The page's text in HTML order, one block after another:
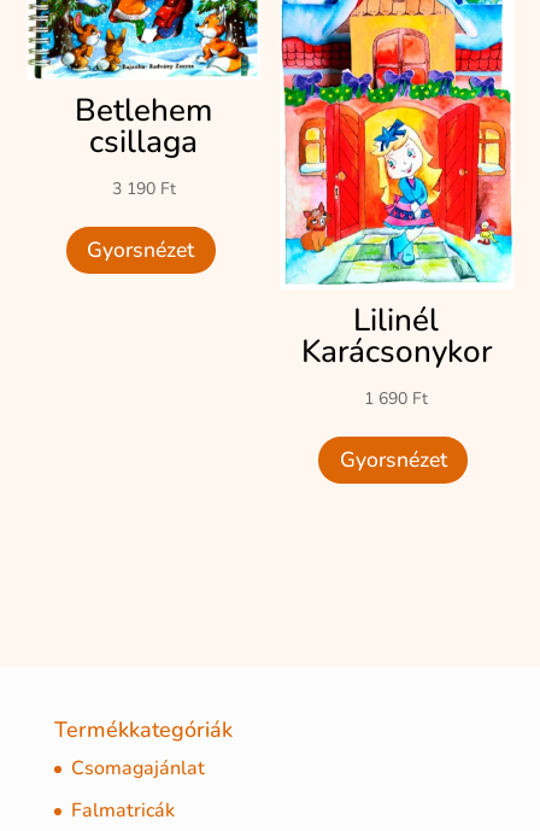
Betlehem
csillaga
3 190 Ft
Gyorsnézet
Lilinél
Karácsonykor
1 690 Ft
Gyorsnézet
Termékkategóriák
Csomagajánlat
Falmatricák